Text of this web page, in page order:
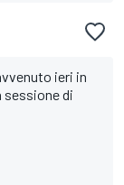
ieri in
sessione di